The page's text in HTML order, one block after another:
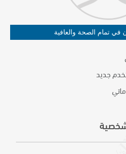
في تمام الصحة والعافية
جديد